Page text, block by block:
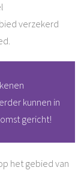
verzekerd
kunnen in
gericht!
het gebied van